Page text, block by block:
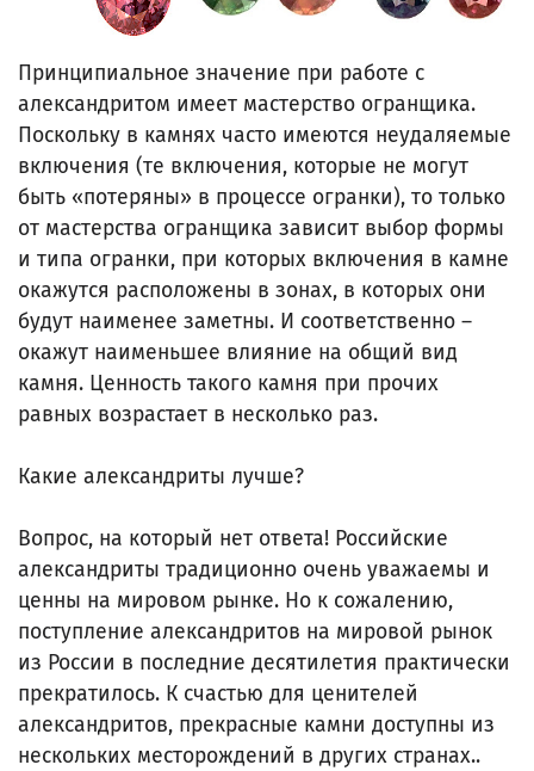
Принципиальное значение при работе с
александритом имеет мастерство огранщика.
Поскольку в камнях часто имеются неудаляемые
включения (те включения, которые не могут
быть «потеряны» в процессе огранки), то только
от мастерства огранщика зависит выбор формы
и типа огранки, при которых включения в камне
окажутся расположены в зонах, в которых они
будут наименее заметны. И соответственно –
окажут наименьшее влияние на общий вид
камня. Ценность такого камня при прочих
равных возрастает в несколько раз.
Какие александриты лучше?
Вопрос, на который нет ответа! Российские
александриты традиционно очень уважаемы и
ценны на мировом рынке. Но к сожалению,
поступление александритов на мировой рынок
из России в последние десятилетия практически
прекратилось. К счастью для ценителей
александритов, прекрасные камни доступны из
нескольких месторождений в других странах..